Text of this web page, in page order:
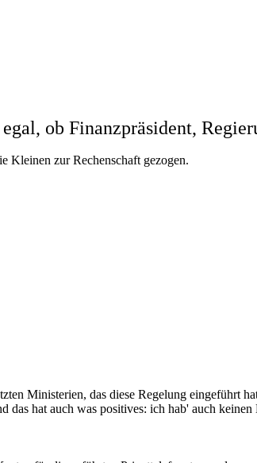
ob Finanzpräsident,
Kleinen zur Rechenschaft gezogen.
Ministerien, das diese Regelung eingeführt
hat auch was positives: ich hab' auch